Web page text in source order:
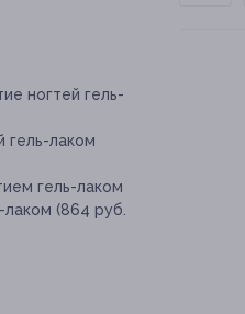
ногтей гель-
гель-лаком
гель-лаком
(864 руб.